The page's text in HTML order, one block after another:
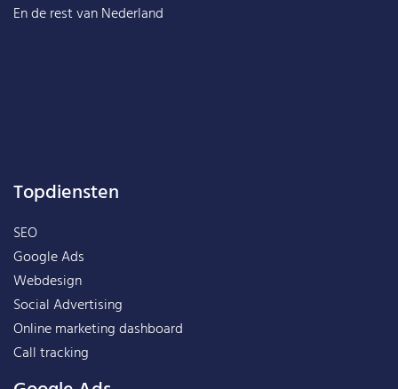
En de rest vanNederland
Topdiensten
SEO
Google Ads
Webdesign
Social Advertising
Online marketing dashboard
Call tracking